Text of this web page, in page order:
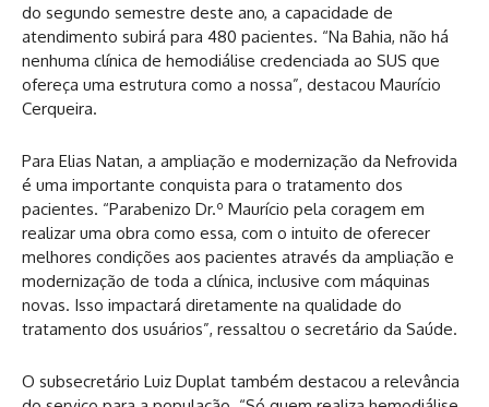
do segundo semestre deste ano, a capacidade de
atendimento subirá para 480 pacientes. “Na Bahia, não há
nenhuma clínica de hemodiálise credenciada ao SUS que
ofereça uma estrutura como a nossa”, destacou Maurício
Cerqueira.
Para Elias Natan, a ampliação e modernização da Nefrovida
é uma importante conquista para o tratamento dos
pacientes. “Parabenizo Dr.º Maurício pela coragem em
realizar uma obra como essa, com o intuito de oferecer
melhores condições aos pacientes através da ampliação e
modernização de toda a clínica, inclusive com máquinas
novas. Isso impactará diretamente na qualidade do
tratamento dos usuários”, ressaltou o secretário da Saúde.
O subsecretário Luiz Duplat também destacou a relevância